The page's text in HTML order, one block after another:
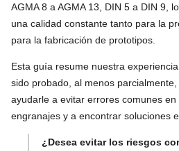
AGMA 8 a AGMA 13, DIN 5 a DIN 9,
una calidad constante tanto para la
para la fabricación de prototipos.
Esta guía resume nuestra
sido probado, al menos
ayudarle a evitar errores comunes
engranajes y a encontrar soluciones
¿Desea evitar los riesgos